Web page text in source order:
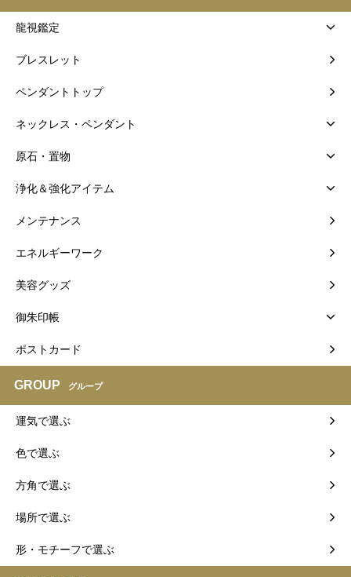
龍視鑑定
ブレスレット
ペンダントトップ
ネックレス・ペンダント
原石・置物
浄化＆強化アイテム
メンテナンス
エネルギーワーク
美容グッズ
御朱印帳
ポストカード
GROUP グループ
運気で選ぶ
色で選ぶ
方角で選ぶ
場所で選ぶ
形・モチーフで選ぶ